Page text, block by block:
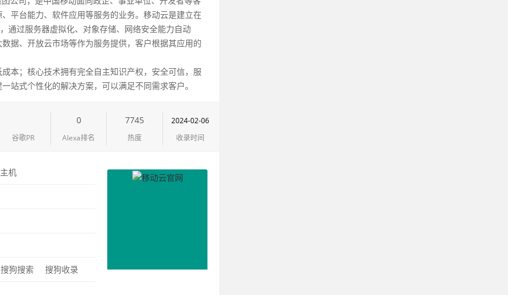
平台能力、软件应用等服务的业务。移动云是建立在
通过服务器虚拟化、对象存储、网络安全能力自动
据、开放云市场等作为服务提供，客户根据其应用的
本；核心技术拥有完全自主知识产权，安全可信，服
站式个性化的解决方案，可以满足不同需求客户。
谷歌PR
0
Alexa排名
7745
热度
2024-02-06
收录时间
机
搜狗搜索 搜狗收录